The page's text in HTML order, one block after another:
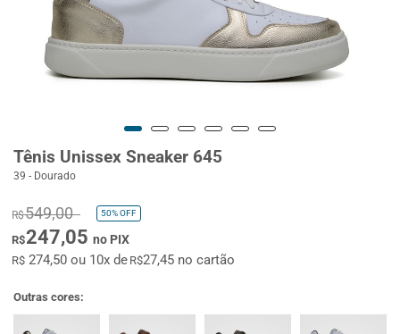
Tênis Unissex Sneaker 645
39 - Dourado
R$549,00 50%OFF
R$247,05 no PIX
R$ 274,50 ou 10x deR$27,45 no cartão
Outras cores: